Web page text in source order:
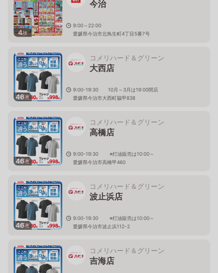
4枚
今治
9:00～22:00
愛媛県今治市北鳥生町4丁目5番7号
46枚
コメリハード＆グリーン
大西店
9:00-19:30 10月～3月は19:00閉店
愛媛県今治市大西町脇甲838
46枚
コメリハード＆グリーン
高橋店
9:00-19:30 ※灯油販売は10:00～
愛媛県今治市高橋甲460
46枚
コメリハード＆グリーン
波止浜店
9:00-19:30 ※灯油販売は10:00～
愛媛県今治市波止浜112-2
コメリハード＆グリーン
吉海店